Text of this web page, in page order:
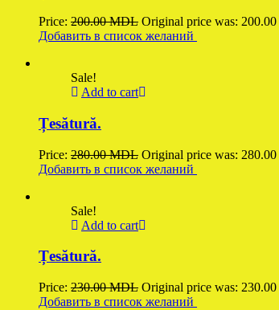
Price: 200.00MDL Original price was:
Добавить в список желаний
Sale!
Add to cart
Țesătură.
Price: 280.00MDL Original price was:
Добавить в список желаний
Sale!
Add to cart
Țesătură.
Price: 230.00MDL Original price was:
Добавить в список желаний